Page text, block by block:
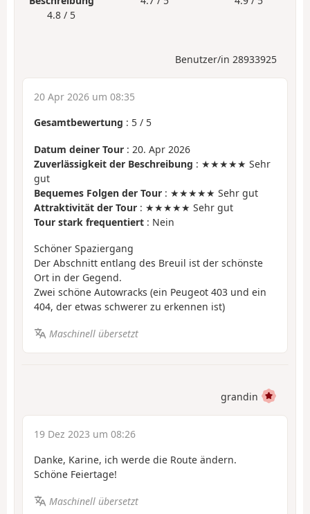
4.8 / 5
Benutzer/in 28933925
20 Apr 2026 um 08:35
Gesamtbewertung : 5 / 5
Datum deiner Tour : 20. Apr 2026
Zuverlässigkeit der Beschreibung : ★★★★★ Sehr
gut
Bequemes Folgen der Tour : ★★★★★ Sehr gut
Attraktivität der Tour : ★★★★★ Sehr gut
Tour stark frequentiert : Nein
Schöner Spaziergang
Der Abschnitt entlang des Breuil ist der schönste
Ort in der Gegend.
Zwei schöne Autowracks (ein Peugeot 403 und ein
404, der etwas schwerer zu erkennen ist)
Maschinell übersetzt
grandin
19 Dez 2023 um 08:26
Danke, Karine, ich werde die Route ändern.
Schöne Feiertage!
Maschinell übersetzt